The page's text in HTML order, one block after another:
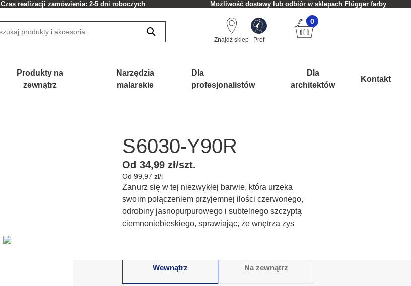
Czas realizacji zamówienia: 2-5 dni roboczych Możliwość dostawy lub odbiór w sklepach Flügger farby
Znajdź sklep Prof
0
Produkty na
zewnątrz
Narzędzia
malarskie
Dla
profesjonalistów
Dla
architektów
Kontakt
S6030-Y90R
Od 34,99 zł/szt.
Od 99,97 zł/l
Zanurz się w tej niezwykłej barwie, która urzeka
swoim połączeniem przyjemnej ilości czerwonego,
odrobiny jasnopurpurowego i subtelnego szczyptą
ciemnoniebieskiego, sprawiając, że wnętrza zys
Wewnątrz Na zewnątrz